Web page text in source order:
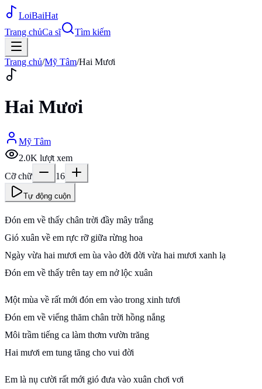
LoiBaiHat
Trang chủCa sĩ Tìm kiếm
Trang chủ/Mỹ Tâm/Hai Mươi
Hai Mươi
Mỹ Tâm
2.0K lượt xem
Cỡ chữ
16
Tự động cuộn
Đón em về thấy chân trời đầy mây trắng
Gió xuân về em rực rỡ giữa rừng hoa
Ngày vừa hai mươi em ùa vào đời đời vừa hai mươi xanh lạ
Đón em về thấy trên tay em nở lộc xuân
Một mùa về rất mới đón em vào trong xinh tươi
Đón em về viếng thăm chân trời hồng nắng
Môi trầm tiếng ca làm thơm vườn trăng
Hai mươi em tung tăng cho vui đời
Em là nụ cười rất mới gió đưa vào xuân chơi vơi